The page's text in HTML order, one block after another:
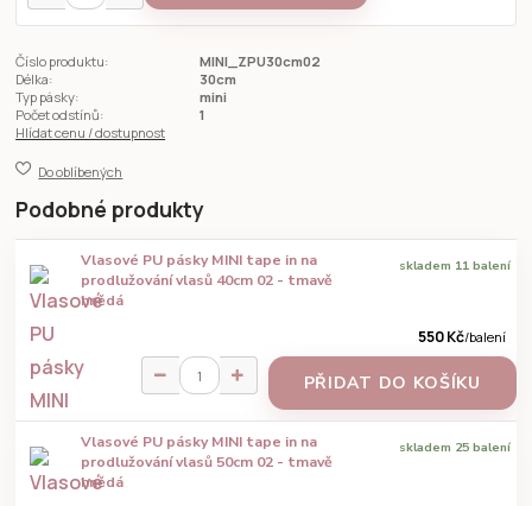
Číslo produktu:
MINI_ZPU30cm02
Délka:
30cm
Typ pásky:
mini
Počet odstínů:
1
Hlídat cenu / dostupnost
Do oblíbených
Podobné produkty
Vlasové PU pásky MINI tape in na
prodlužování vlasů 40cm 02 - tmavě
hnědá
550 Kč/balení
skladem 11 balení
PŘIDAT DO KOŠÍKU
Vlasové PU pásky MINI tape in na
prodlužování vlasů 50cm 02 - tmavě
hnědá
skladem 25 balení